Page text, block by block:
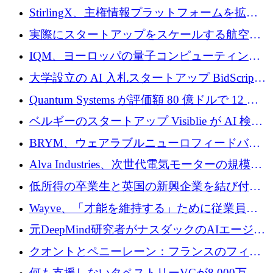
Venture Kick から 16 万 1,000 ユーロを調達
StirlingX、主権情報プラットフォームを拡張
するためにシリーズ A で 2,000 万ドルを確保
実際にスタートアップをスケールする航空イ
ノベーション モデルを学ぶ
IQM、ヨーロッパの量子コンピューティング
企業として初めて米国の主要取引所に上場
大学設立の AI 入札スタートアップ BidScript
がプレシード資金総額 100 万ドルを突破
Quantum Systems が評価額 80 億ドルで 12 億
ドルを調達
ベルギーのスタートアップ Visiblie が AI 検索
の可視化のために 50 万ユーロを調達
BRYM、ウェアラブルニューロフィードバッ
クプラットフォームの開発に65万ユーロを確
Alva Industries、次世代電気モーターの規模拡
大に 1,600 万ユーロを調達
低所得の卒業生と英国の新興企業を結び付け
るためにCommon Pathを開始
Wayve、「才能を維持する」ために従業員に
8,500万ドルの株式公開買い付けを実施
元DeepMind研究者がナスダックのAIエージェ
ントを拡張するためにCreandumの資金調達で
記録を獲得
クオントとペニーレーン：フランスのフィン
テックの友人と敵